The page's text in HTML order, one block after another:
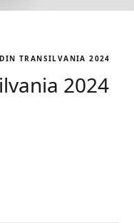
TRANSILVANIA 2024
2024